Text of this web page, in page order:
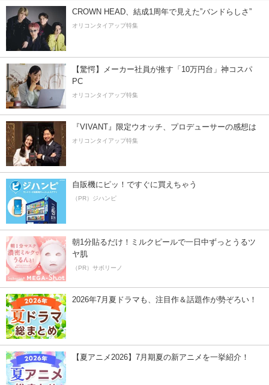
CROWN HEAD、結成1周年で見えた”バンドらしさ”
オリコンタイアップ特集
【驚愕】メーカー社員が推す「10万円台」神コスパ
PC
オリコンタイアップ特集
『VIVANT』限定ウオッチ、プロデューサーの感想は
オリコンタイアップ特集
自販機にピッ！ですぐに買えちゃう
（PR）ジハンピ
朝1分貼るだけ！ミルクピールで一日中ずっとうるツ
ヤ肌
（PR）サボリーノ
2026年7月夏ドラマも、注目作＆話題作が勢ぞろい！
【夏アニメ2026】7月期夏の新アニメを一挙紹介！